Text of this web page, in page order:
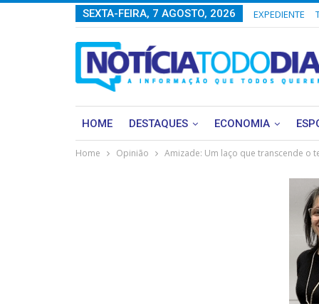
SEXTA-FEIRA, 7 AGOSTO, 2026 EXPEDIENTE
HOME DESTAQUES ECONOMIA
Home Opinião Amizade: Um laço que transcende o